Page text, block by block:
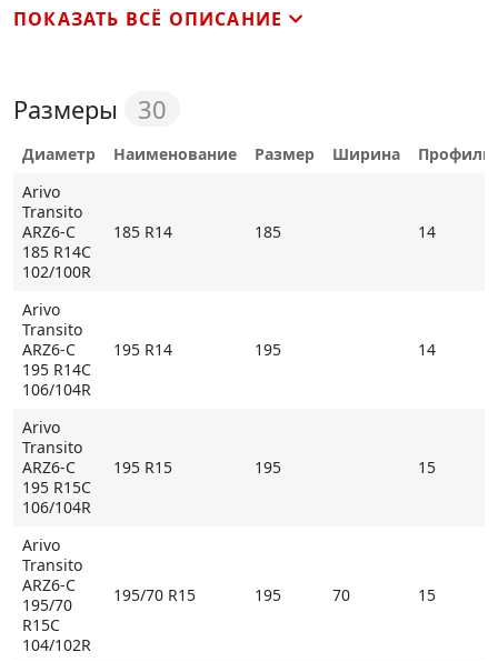
таких условиях увеличенный объем продольных
протекторные блоки имеют крупные размеры. Это
увеличивает площадь участка шины, непрерывно
улучшая тем самым управляемость на сухом
покрытии и снижая уровень абразивного
воздействия на протектор.
Основные особенности Arivo Transito ARZ6-C
- увеличенное количество сцепных кромок
повышает тяговое и тормозное усилие на мокром
покрытии;
- крупные блоки и практически плоский профиль
протектора увеличивают пятно контакта, улучшая
управляемость и снижая износ;
износу и разрывам резиновая смесь обеспечивают
значительный эксплуатационный ресурс в самых
сложных условиях.
* Внимание: летние шины не российского
ПОКАЗАТЬ ВСЁ ОПИСАНИЕ
Размеры 30
Диаметр Наименование Размер Ширина
Профиль
Arivo
Transito
ARZ6-C
185 R14C
102/100R
185 R14 185 14
Arivo
Transito
ARZ6-C
195 R14C
106/104R
195 R14 195 14
Arivo
Transito
ARZ6-C
195 R15C
106/104R
195 R15 195 15
Arivo
Transito
ARZ6-C
195/70
R15C
104/102R
195/70 R15 195 70 15